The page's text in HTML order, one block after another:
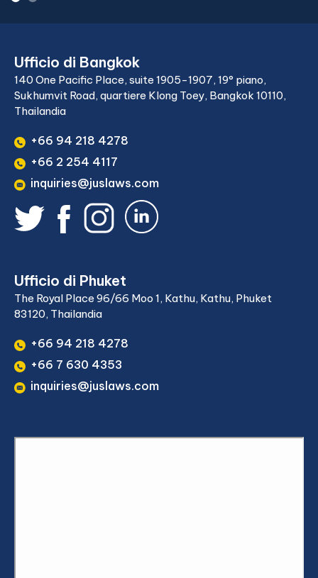
Ufficio di Bangkok
140 One Pacific Place, suite 1905-1907, 19° piano,
Sukhumvit Road, quartiere Klong Toey, Bangkok 10110,
Thailandia
+66 94 218 4278
+66 2 254 4117
inquiries@juslaws.com
Ufficio di Phuket
The Royal Place 96/66 Moo 1, Kathu, Kathu, Phuket
83120, Thailandia
+66 94 218 4278
+66 7 630 4353
inquiries@juslaws.com